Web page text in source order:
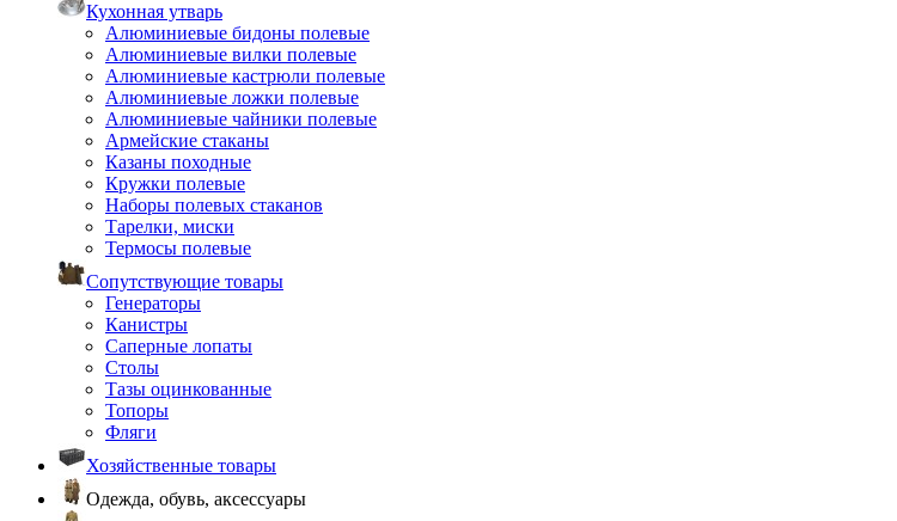
Кухонная утварь
Алюминиевые бидоны полевые
Алюминиевые вилки полевые
Алюминиевые кастрюли полевые
Алюминиевые ложки полевые
Алюминиевые чайники полевые
Армейские стаканы
Казаны походные
Кружки полевые
Наборы полевых стаканов
Тарелки, миски
Термосы полевые
Сопутствующие товары
Генераторы
Канистры
Саперные лопаты
Столы
Тазы оцинкованные
Топоры
Фляги
Хозяйственные товары
Одежда, обувь, аксессуары